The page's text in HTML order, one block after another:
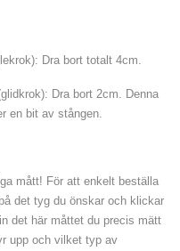
Dra bort totalt 4cm.
Dra bort 2cm. Denna
en bit av stången.
mått! För att enkelt beställa
det tyg du önskar och klickar
det här måttet du precis mätt
upp och vilket typ av